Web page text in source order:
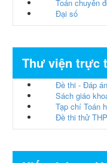
Toán chuyên
Đại số
Thư viện trực
Đề thi - Đáp
Sách giáo
Tạp chí Toán
Đề thi thử